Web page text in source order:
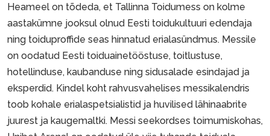
Heameel on tõdeda, et Tallinna Toidumess on kolme
aastakümne jooksul olnud Eesti toidukultuuri edendaja
ning toiduproffide seas hinnatud erialasündmus. Messile
on oodatud Eesti toiduainetööstuse, toitlustuse,
hotellinduse, kaubanduse ning sidusalade esindajad ja
eksperdid. Kindel koht rahvusvahelises messikalendris
toob kohale erialaspetsialistid ja huvilised lähinaabrite
juurest ja kaugemaltki. Messi seekordses toimumiskohas,